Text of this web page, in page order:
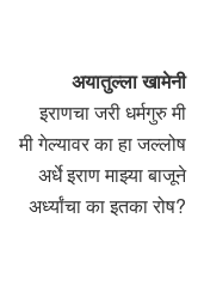
अयातुल्ला खामेनी
इराणचा जरी धर्मगुरु मी
मी गेल्यावर का हा जल्लोष
अर्धे इराण माझ्या बाजूने
अर्ध्यांचा का इतका रोष?